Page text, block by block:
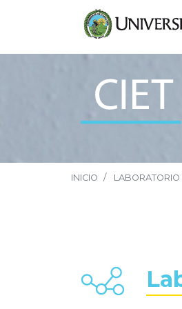
INICIO LABORATORIO